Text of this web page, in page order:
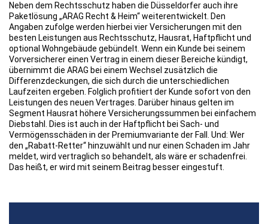
Neben dem Rechtsschutz haben die Düsseldorfer auch ihre
Paketlösung „ARAG Recht & Heim“ weiterentwickelt. Den
Angaben zufolge werden hierbei vier Versicherungen mit den
besten Leistungen aus Rechtsschutz, Hausrat, Haftpflicht und
optional Wohngebäude gebündelt. Wenn ein Kunde bei seinem
Vorversicherer einen Vertrag in einem dieser Bereiche kündigt,
übernimmt die ARAG bei einem Wechsel zusätzlich die
Differenzdeckungen, die sich durch die unterschiedlichen
Laufzeiten ergeben. Folglich profitiert der Kunde sofort von den
Leistungen des neuen Vertrages. Darüber hinaus gelten im
Segment Hausrat höhere Versicherungssummen bei einfachem
Diebstahl. Dies ist auch in der Haftpflicht bei Sach- und
Vermögensschäden in der Premiumvariante der Fall. Und: Wer
den „Rabatt-Retter“ hinzuwählt und nur einen Schaden im Jahr
meldet, wird vertraglich so behandelt, als wäre er schadenfrei.
Das heißt, er wird mit seinem Beitrag besser eingestuft.